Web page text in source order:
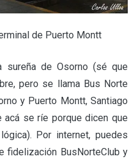
de Puerto Montt
sureña de Osorno (sé que
pero se llama Bus Norte
y Puerto Montt, Santiago
acá se ríe porque dicen que
Por internet, puedes
fidelización BusNorteClub y